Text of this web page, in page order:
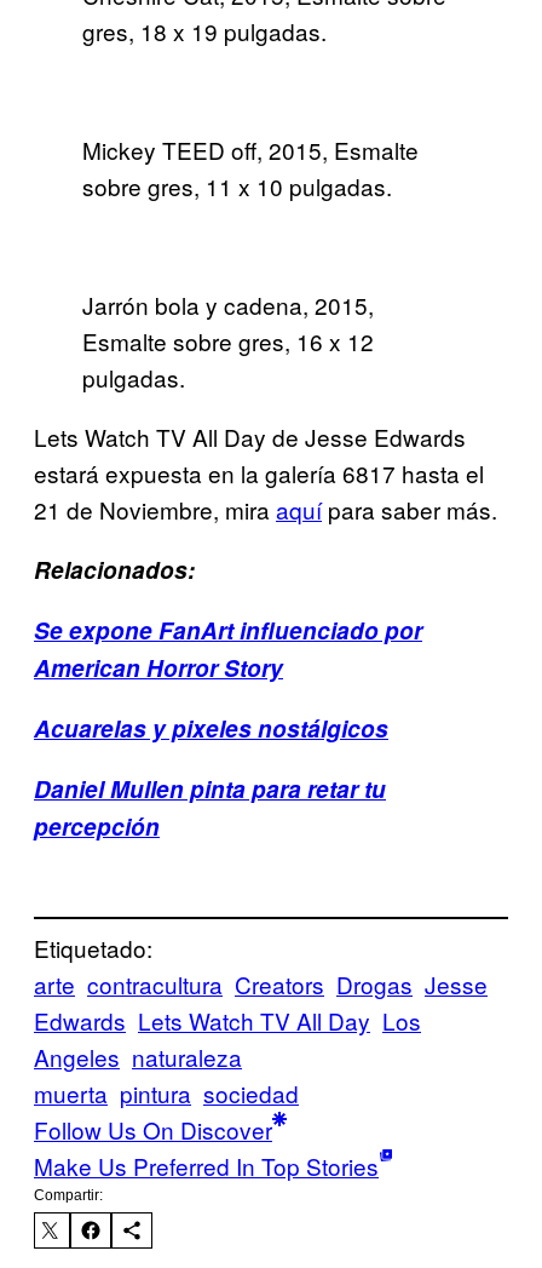
gres, 18 x 19 pulgadas.
Mickey TEED off, 2015, Esmalte
sobre gres, 11 x 10 pulgadas.
Jarrón bola y cadena, 2015,
Esmalte sobre gres, 16 x 12
pulgadas.
Lets Watch TV All Day de Jesse Edwards
estará expuesta en la galería 6817 hasta el
21 de Noviembre, mira aquípara saber más.
Relacionados:
Se expone FanArt influenciado por
American Horror Story
Acuarelas y pixeles nostálgicos
Daniel Mullen pinta para retar tu
percepción
Etiquetado:
arte contracultura Creators Drogas Jesse
Edwards Lets Watch TV All Day Los
Angeles naturaleza
muerta pintura sociedad
Follow Us On Discover
Make Us Preferred In Top Stories
Compartir: